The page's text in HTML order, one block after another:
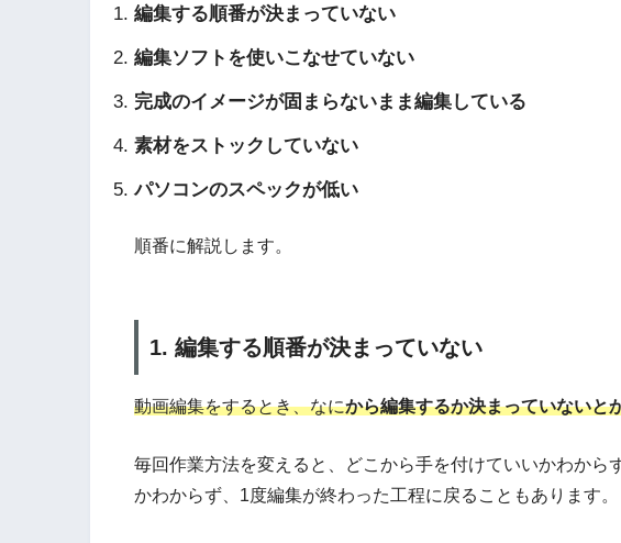
編集する順番が決まっていない
編集ソフトを使いこなせていない
完成のイメージが固まらないまま編集している
素材をストックしていない
パソコンのスペックが低い
順番に解説します。
1. 編集する順番が決まっていない
動画編集をするとき、なにから編集するか決まっていないと
毎回作業方法を変えると、どこから手を付けていいかわから
かわからず、1度編集が終わった工程に戻ることもあります。